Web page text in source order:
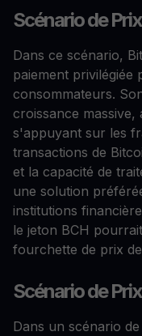
Scénario de
Dans ce scénario,
paiement privilégiée
consommateurs.
croissance massive,
s'appuyant sur les
transactions de
et la capacité de
une solution
institutions
le jeton BCH
fourchette de prix
Scénario de
Dans un scénario